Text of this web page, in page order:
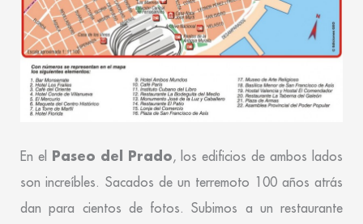
En el Paseo del Prado, los edificios de ambos lados
son increíbles. Sacados de un terremoto 100 años atrás
dan para cientos de fotos. Subimos a un restaurante